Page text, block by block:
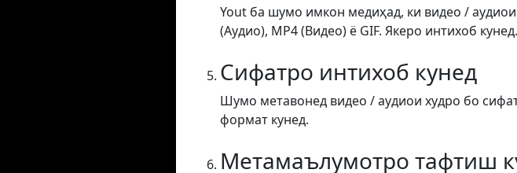
Yout ба шумо имкон медиҳад, ки видео /
(Аудио), MP4 (Видео) ё GIF. Якеро интихоб кунед.
Сифатро интихоб кунед
Шумо метавонед видео / аудиои худро бо
формат кунед.
Метамаълумотро тафтиш